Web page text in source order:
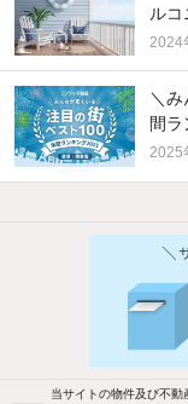
ル
2024
＼
間
2025
他の人はこんな条件
バス・トイレ別
当サイトの物件及び不